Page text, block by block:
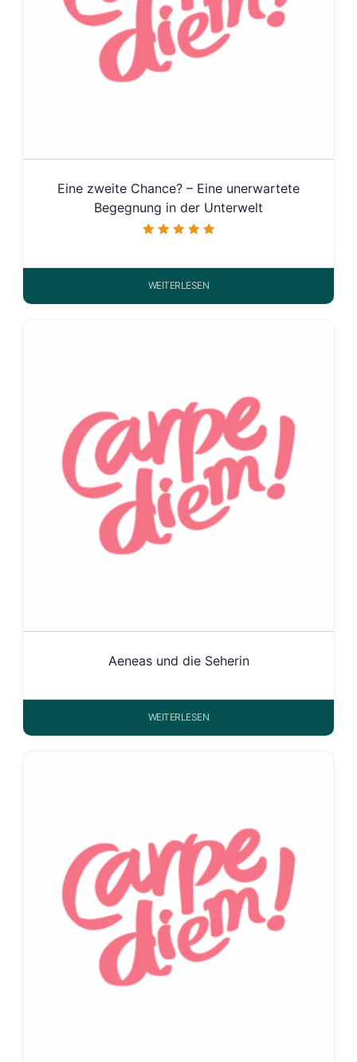
Eine zweite Chance? – Eine unerwartete
Begegnung in der Unterwelt
von 5
WEITERLESEN
Aeneas und die Seherin
WEITERLESEN